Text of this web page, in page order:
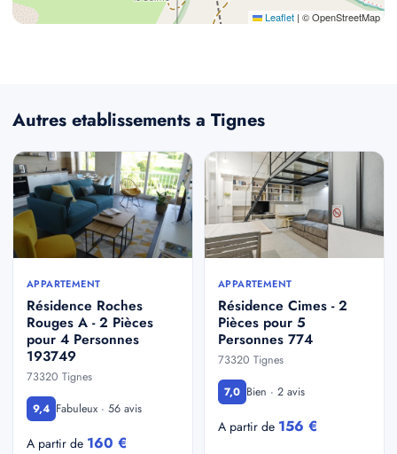
Leaflet | © OpenStreetMap
Autres etablissements a Tignes
APPARTEMENT
Résidence Roches
Rouges A - 2 Pièces
pour 4 Personnes
193749
73320 Tignes
9,4 Fabuleux · 56 avis
A partir de 160 €
APPARTEMENT
Résidence Cimes - 2
Pièces pour 5
Personnes 774
73320 Tignes
7,0 Bien · 2 avis
A partir de 156 €